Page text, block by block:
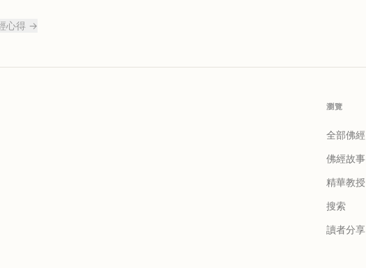
心得 →
瀏覽
全部佛經
佛經故事
精華教授
搜索
讀者分享